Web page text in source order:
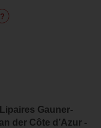
?
Gauner-
der Côte d’Azur -